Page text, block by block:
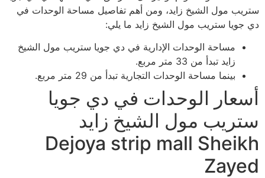
ستريب مول الشيخ زايد، ومن أهم تفاصيل مساحة الوحدات في
دي جويا ستريب مول الشيخ زايد ما يلي:
مساحة الوحدات الإدارية في دي جويا ستريب مول الشيخ
زايد تبدأ من 33 متر مربع.
بينما مساحة الوحدات التجارية تبدأ من 29 متر مربع.
أسعار الوحدات في دي جويا
ستريب مول الشيخ زايد
Dejoya strip mall Sheikh
Zayed